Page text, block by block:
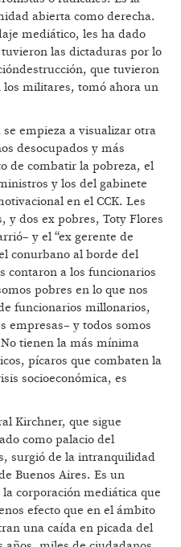
abierta como derecha.
mediático, les ha dado
las dictaduras por lo
que tuvieron
militares, tomó ahora un
empieza a visualizar otra
desocupados y más
de combatir la pobreza, el
y los del gabinete
en el CCK. Les
y dos ex pobres, Toty Flores
y el “ex gerente de
conurbano al borde del
contaron a los funcionarios
pobres en lo que nos
funcionarios millonarios,
empresas– y todos somos
tienen la más mínima
pícaros que combaten la
socioeconómica, es
Kirchner, que sigue
como palacio del
surgió de la intranquilidad
Buenos Aires. Es un
corporación mediática que
efecto que en el ámbito
una caída en picada del